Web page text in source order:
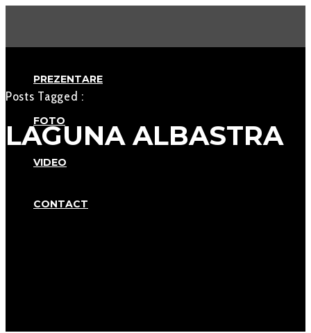
PREZENTARE
FOTO
VIDEO
CONTACT
Posts Tagged :
LAGUNA ALBASTRA